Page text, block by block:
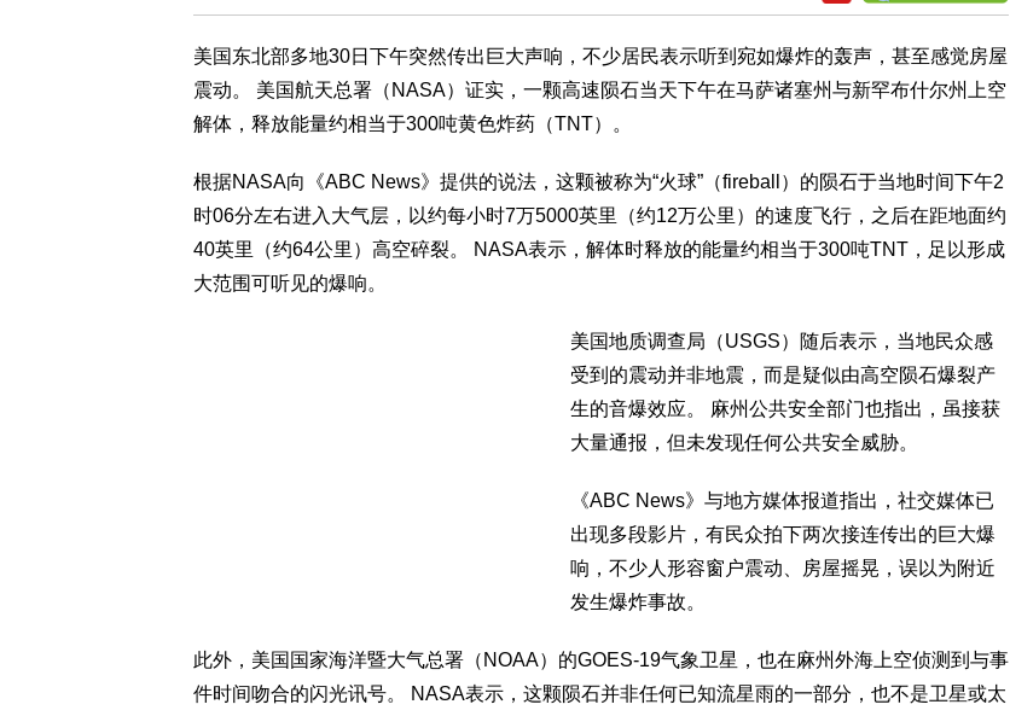
美国东北部多地30日下午突然传出巨大声响，不少居民表示听到宛如爆炸的轰声，甚至感觉房屋
震动。 美国航天总署（NASA）证实，一颗高速陨石当天下午在马萨诸塞州与新罕布什尔州上空
解体，释放能量约相当于300吨黄色炸药（TNT）。
根据NASA向《ABC News》提供的说法，这颗被称为“火球”（fireball）的陨石于当地时间下午2
时06分左右进入大气层，以约每小时7万5000英里（约12万公里）的速度飞行，之后在距地面约
40英里（约64公里）高空碎裂。 NASA表示，解体时释放的能量约相当于300吨TNT，足以形成
大范围可听见的爆响。
美国地质调查局（USGS）随后表示，当地民众感
受到的震动并非地震，而是疑似由高空陨石爆裂产
生的音爆效应。 麻州公共安全部门也指出，虽接获
大量通报，但未发现任何公共安全威胁。
《ABC News》与地方媒体报道指出，社交媒体已
出现多段影片，有民众拍下两次接连传出的巨大爆
响，不少人形容窗户震动、房屋摇晃，误以为附近
发生爆炸事故。
此外，美国国家海洋暨大气总署（NOAA）的GOES-19气象卫星，也在麻州外海上空侦测到与事
件时间吻合的闪光讯号。 NASA表示，这颗陨石并非任何已知流星雨的一部分，也不是卫星或太